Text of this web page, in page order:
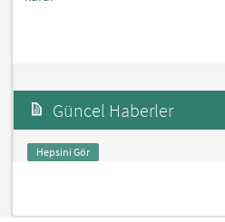
Güncel Haberler
Hepsini Gör